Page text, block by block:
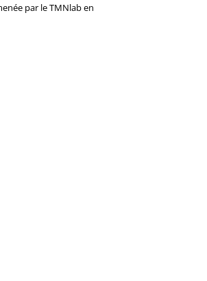
par le TMNlab en